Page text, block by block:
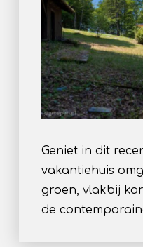
Geniet in dit
vakantiehuis
groen, vlakbij
de